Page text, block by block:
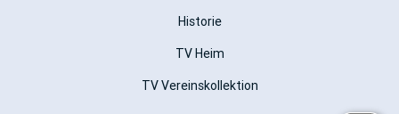
Historie
TV Heim
TV Vereinskollektion